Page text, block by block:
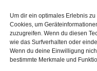
Um dir ein optimales Erlebnis
Cookies, um
zuzugreifen. Wenn du diesen
wie das Surfverhalten oder
Wenn du deine Einwilligung
bestimmte Merkmale und
10 11 12
17 18 19